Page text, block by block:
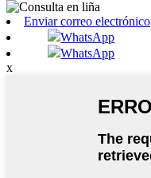
Enviar correo electrónico
WhatsApp
WhatsApp
x